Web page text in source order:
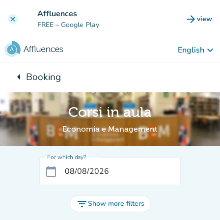
clear Affluences
FREE – Google Play arrow_forward view
(new
English keyboard_arrow_down
arrow_leftBack to:
Booking
Corsi in aula
Economia e Management
For which day?
calendar_today
filter_listShow more filters